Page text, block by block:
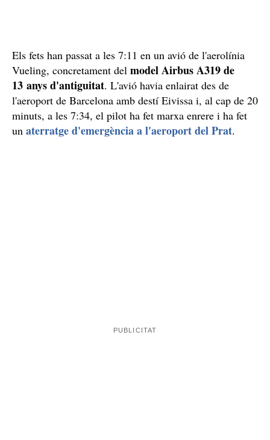
Els fets han passat a les 7:11 en un avió de l'aerolínia
Vueling, concretament del model Airbus A319 de
13 anys d'antiguitat. L'avió havia enlairat des de
l'aeroport de Barcelona amb destí Eivissa i, al cap de 20
minuts, a les 7:34, el pilot ha fet marxa enrere i ha fet
un aterratge d'emergència a l'aeroport del Prat.